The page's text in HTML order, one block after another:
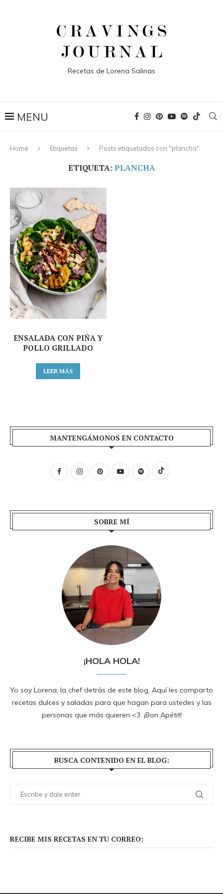
Recetas de Lorena Salinas
Home Etiquetas Posts etiquetados con "plancha"
ETIQUETA:PLANCHA
ENSALADA CON PIÑA Y
POLLO GRILLADO
LEER MÁS
MANTENGÁMONOS EN CONTACTO
SOBRE MÍ
¡HOLA HOLA!
Yo soy Lorena, la chef detrás de este blog. Aquí les comparto
recetas dulces y saladas para que hagan para ustedes y las
personas que más quieren <3. ¡Bon Apétit!
BUSCA CONTENIDO EN EL BLOG:
RECIBE MIS RECETAS EN TU CORREO: